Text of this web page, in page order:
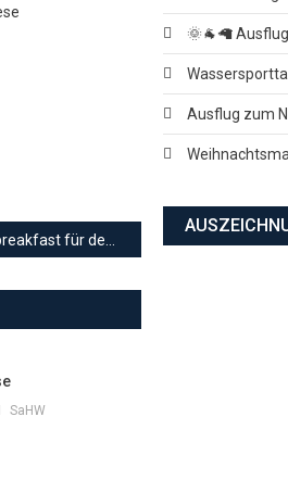
SaHW
🌞🐐🦙
Ausflug zum